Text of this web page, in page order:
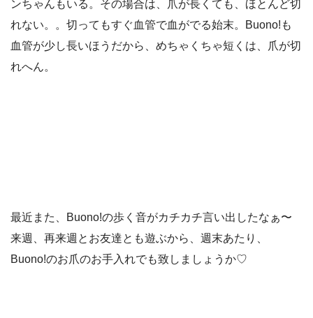
ンちゃんもいる。その場合は、爪が長くても、ほとんど切
れない。。切ってもすぐ血管で血がでる始末。Buono!も
血管が少し長いほうだから、めちゃくちゃ短くは、爪が切
れへん。
最近また、Buono!の歩く音がカチカチ言い出したなぁ〜
来週、再来週とお友達とも遊ぶから、週末あたり、
Buono!のお爪のお手入れでも致しましょうか♡